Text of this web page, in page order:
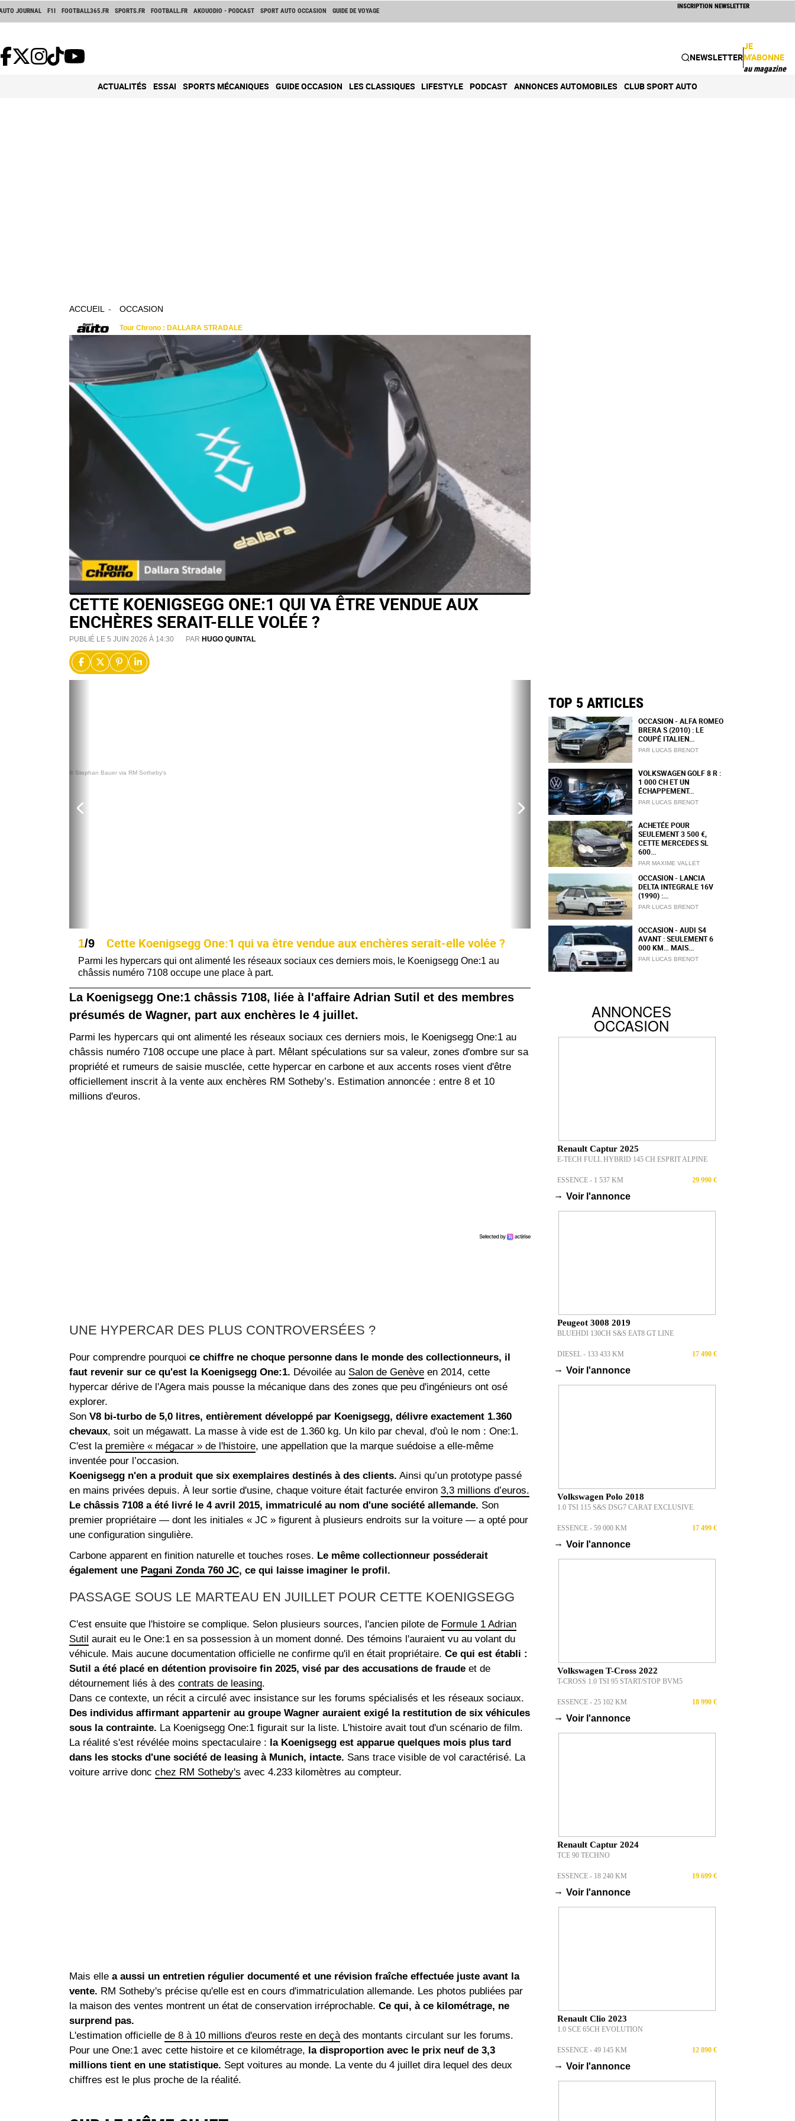
JOURNAL F1I FOOTBALL365.FR SPORTS.FR FOOTBALL.FR AKOUODIO - PODCAST SPORT AUTO OCCASION GUIDE DE VOYAGE
INSCRIPTION NEWSLETTER
NEWSLETTER
JE
M'ABONNE
au magazine
ACTUALITÉS ESSAI SPORTS MÉCANIQUES GUIDE OCCASION LES CLASSIQUES LIFESTYLE PODCAST ANNONCES AUTOMOBILES CLUB SPORT AUTO
ACCUEIL OCCASION
CETTE KOENIGSEGG ONE:1 QUI VA ÊTRE VENDUE AUX
ENCHÈRES SERAIT-ELLE VOLÉE ?
PUBLIÉ LE 5 JUIN 2026 À 14:30 PAR HUGO QUINTAL
© Stephan Bauer via RM Sotheby's
1/9 Cette Koenigsegg One:1 qui va être vendue aux enchères serait-elle volée ?
Parmi les hypercars qui ont alimenté les réseaux sociaux ces derniers mois, le Koenigsegg One:1 au
châssis numéro 7108 occupe une place à part.
La Koenigsegg One:1 châssis 7108, liée à l'affaire Adrian Sutil et des membres
présumés de Wagner, part aux enchères le 4 juillet.
Parmi les hypercars qui ont alimenté les réseaux sociaux ces derniers mois, le Koenigsegg One:1 au
châssis numéro 7108 occupe une place à part. Mêlant spéculations sur sa valeur, zones d'ombre sur sa
propriété et rumeurs de saisie musclée, cette hypercar en carbone et aux accents roses vient d'être
officiellement inscrit à la vente aux enchères RM Sotheby’s. Estimation annoncée : entre 8 et 10
millions d'euros.
UNE HYPERCAR DES PLUS CONTROVERSÉES ?
Pour comprendre pourquoi ce chiffre ne choque personne dans le monde des collectionneurs, il
faut revenir sur ce qu'est la Koenigsegg One:1. Dévoilée au Salon de Genève en 2014, cette
hypercar dérive de l'Agera mais pousse la mécanique dans des zones que peu d'ingénieurs ont osé
explorer.
Son V8 bi-turbo de 5,0 litres, entièrement développé par Koenigsegg, délivre exactement 1.360
chevaux, soit un mégawatt. La masse à vide est de 1.360 kg. Un kilo par cheval, d'où le nom : One:1.
C'est la première « mégacar » de l'histoire, une appellation que la marque suédoise a elle-même
inventée pour l’occasion.
Koenigsegg n'en a produit que six exemplaires destinés à des clients. Ainsi qu’un prototype passé
en mains privées depuis. À leur sortie d'usine, chaque voiture était facturée environ 3,3 millions d’euros.
Le châssis 7108 a été livré le 4 avril 2015, immatriculé au nom d'une société allemande. Son
premier propriétaire — dont les initiales « JC » figurent à plusieurs endroits sur la voiture — a opté pour
une configuration singulière.
Carbone apparent en finition naturelle et touches roses. Le même collectionneur posséderait
également une Pagani Zonda 760 JC, ce qui laisse imaginer le profil.
PASSAGE SOUS LE MARTEAU EN JUILLET POUR CETTE KOENIGSEGG
C'est ensuite que l'histoire se complique. Selon plusieurs sources, l'ancien pilote de Formule 1 Adrian
Sutil aurait eu le One:1 en sa possession à un moment donné. Des témoins l'auraient vu au volant du
véhicule. Mais aucune documentation officielle ne confirme qu'il en était propriétaire. Ce qui est établi :
Sutil a été placé en détention provisoire fin 2025, visé par des accusations de fraude et de
détournement liés à des contrats de leasing.
Dans ce contexte, un récit a circulé avec insistance sur les forums spécialisés et les réseaux sociaux.
Des individus affirmant appartenir au groupe Wagner auraient exigé la restitution de six véhicules
sous la contrainte. La Koenigsegg One:1 figurait sur la liste. L'histoire avait tout d'un scénario de film.
La réalité s'est révélée moins spectaculaire : la Koenigsegg est apparue quelques mois plus tard
dans les stocks d'une société de leasing à Munich, intacte. Sans trace visible de vol caractérisé. La
voiture arrive donc chez RM Sotheby's avec 4.233 kilomètres au compteur.
Mais elle a aussi un entretien régulier documenté et une révision fraîche effectuée juste avant la
vente. RM Sotheby's précise qu'elle est en cours d'immatriculation allemande. Les photos publiées par
la maison des ventes montrent un état de conservation irréprochable. Ce qui, à ce kilométrage, ne
surprend pas.
L'estimation officielle de 8 à 10 millions d'euros reste en deçà des montants circulant sur les forums.
Pour une One:1 avec cette histoire et ce kilométrage, la disproportion avec le prix neuf de 3,3
millions tient en une statistique. Sept voitures au monde. La vente du 4 juillet dira lequel des deux
chiffres est le plus proche de la réalité.
TOP 5 ARTICLES
OCCASION - ALFA ROMEO
BRERA S (2010) : LE
COUPÉ ITALIEN...
PAR LUCAS BRENOT
VOLKSWAGEN GOLF 8 R :
1 000 CH ET UN
ÉCHAPPEMENT...
PAR LUCAS BRENOT
ACHETÉE POUR
SEULEMENT 3 500 €,
CETTE MERCEDES SL
600...
PAR MAXIME VALLET
OCCASION - LANCIA
DELTA INTEGRALE 16V
(1990) :...
PAR LUCAS BRENOT
OCCASION - AUDI S4
AVANT : SEULEMENT 6
000 KM… MAIS...
PAR LUCAS BRENOT
ANNONCES
OCCASION
Renault Captur 2025
E-TECH FULL HYBRID 145 CH ESPRIT ALPINE
ESSENCE - 1 537 KM 29 990 €
→ Voir l'annonce
Peugeot 3008 2019
BLUEHDI 130CH S&S EAT8 GT LINE
DIESEL - 133 433 KM 17 490 €
→ Voir l'annonce
Volkswagen Polo 2018
1.0 TSI 115 S&S DSG7 CARAT EXCLUSIVE
ESSENCE - 59 000 KM 17 499 €
→ Voir l'annonce
Volkswagen T-Cross 2022
T-CROSS 1.0 TSI 95 START/STOP BVM5
ESSENCE - 25 102 KM 18 990 €
→ Voir l'annonce
Renault Captur 2024
TCE 90 TECHNO
ESSENCE - 18 240 KM 19 699 €
→ Voir l'annonce
Renault Clio 2023
1.0 SCE 65CH EVOLUTION
ESSENCE - 49 145 KM 12 890 €
→ Voir l'annonce